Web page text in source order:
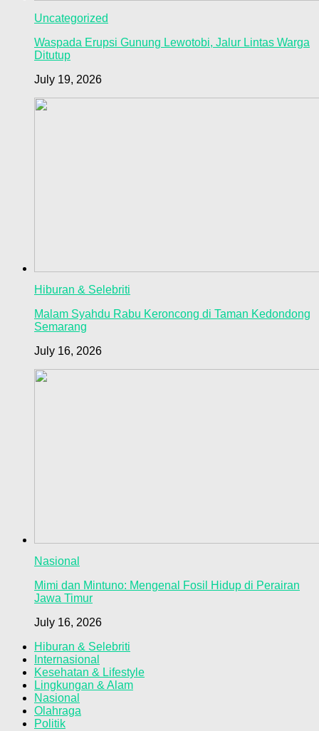
Uncategorized
Waspada Erupsi Gunung Lewotobi, Jalur Lintas Warga
Ditutup
July 19, 2026
Hiburan & Selebriti
Malam Syahdu Rabu Keroncong di Taman Kedondong
Semarang
July 16, 2026
Nasional
Mimi dan Mintuno: Mengenal Fosil Hidup di Perairan
Jawa Timur
July 16, 2026
Hiburan & Selebriti
Internasional
Kesehatan & Lifestyle
Lingkungan & Alam
Nasional
Olahraga
Politik